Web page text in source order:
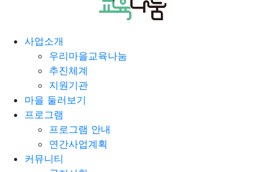
사업소개
우리마을교육나눔
추진체계
지원기관
마을 둘러보기
프로그램
프로그램 안내
연간사업계획
커뮤니티